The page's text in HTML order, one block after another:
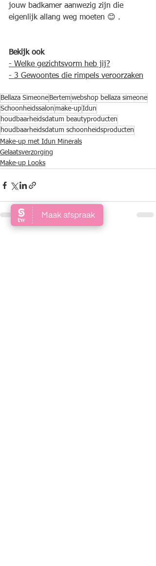
jouw badkamer aanwezig zijn die
eigenlijk allang weg moeten 😊 .
Bekijk ook
- Welke gezichtsvorm heb jij?
- 3 Gewoontes die rimpels veroorzaken
Bellaza Simeone Bertem webshop bellaza simeone
Schoonheidssalon make-upIdun
houdbaarheidsdatum beautyproducten
houdbaarheidsdatum schoonheidsproducten
Make-up met Idun Minerals
Gelaatsverzorging
Make-up Looks